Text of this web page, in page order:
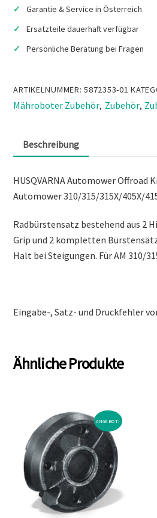
Garantie & Service in Österreich
Ersatzteile dauerhaft verfügbar
Persönliche Beratung bei Fragen
ARTIKELNUMMER:5872353-01
Mähroboter Zubehör, Zubehör,
Beschreibung
HUSQVARNA Automower Offroad
Automower 310/315/315X/405X/
Radbürstensatz bestehend aus 2
Grip und 2 kompletten
Halt bei Steigungen. Für AM 310/
Eingabe-, Satz- und Druckfehler
Ähnliche Produkte
ANGEBOT!